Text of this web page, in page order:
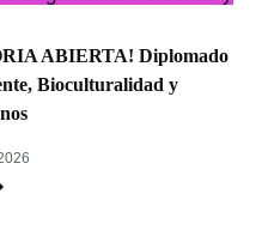
ABIERTA! Diplomado
Bioculturalidad y